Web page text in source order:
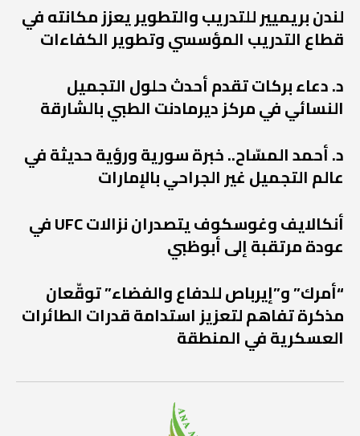
لندن بريميير للتدريب والتطوير يعزز مكانته في
قطاع التدريب المؤسسي وتطوير الكفاءات
د. دعاء بركات تقدم أحدث حلول التجميل
النسائي في مركز ديرمادنت الطبي بالشارقة
د. أحمد المسّاح.. خبرة سورية ورؤية حديثة في
عالم التجميل غير الجراحي بالإمارات
أنكالايف وغوسكوف يتصدران نزالات UFC في
عودة مرتقبة إلى أبوظبي
“أمرك” و”إيرباص للدفاع والفضاء” توقّعان
مذكرة تفاهم لتعزيز استدامة قدرات الطائرات
العسكرية في المنطقة